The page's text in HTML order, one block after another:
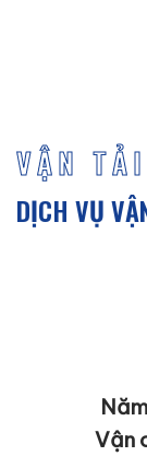
VẬN
DỊCH VỤ
Vận